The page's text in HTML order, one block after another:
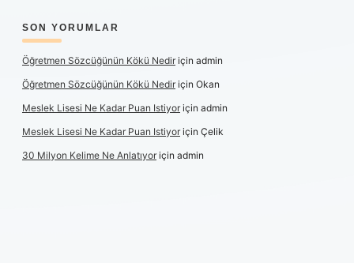
SON YORUMLAR
Öğretmen Sözcüğünün Kökü Nediriçin admin
Öğretmen Sözcüğünün Kökü Nediriçin Okan
Meslek Lisesi Ne Kadar Puan Istiyoriçin admin
Meslek Lisesi Ne Kadar Puan Istiyoriçin Çelik
30 Milyon Kelime Ne Anlatıyoriçin admin